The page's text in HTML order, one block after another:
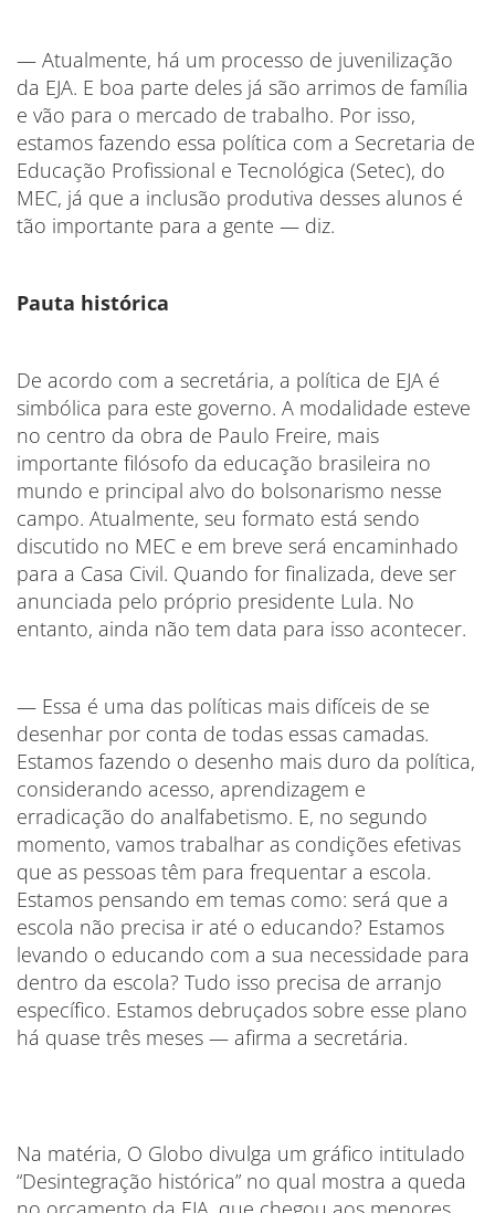
— Atualmente, há um processo de juvenilização
da EJA. E boa parte deles já são arrimos de família
e vão para o mercado de trabalho. Por isso,
estamos fazendo essa política com a Secretaria de
Educação Profissional e Tecnológica (Setec), do
MEC, já que a inclusão produtiva desses alunos é
tão importante para a gente — diz.
Pauta histórica
De acordo com a secretária, a política de EJA é
simbólica para este governo. A modalidade esteve
no centro da obra de Paulo Freire, mais
importante filósofo da educação brasileira no
mundo e principal alvo do bolsonarismo nesse
campo. Atualmente, seu formato está sendo
discutido no MEC e em breve será encaminhado
para a Casa Civil. Quando for finalizada, deve ser
anunciada pelo próprio presidente Lula. No
entanto, ainda não tem data para isso acontecer.
— Essa é uma das políticas mais difíceis de se
desenhar por conta de todas essas camadas.
Estamos fazendo o desenho mais duro da política,
considerando acesso, aprendizagem e
erradicação do analfabetismo. E, no segundo
momento, vamos trabalhar as condições efetivas
que as pessoas têm para frequentar a escola.
Estamos pensando em temas como: será que a
escola não precisa ir até o educando? Estamos
levando o educando com a sua necessidade para
dentro da escola? Tudo isso precisa de arranjo
específico. Estamos debruçados sobre esse plano
há quase três meses — afirma a secretária.
Na matéria, O Globo divulga um gráfico intitulado
“Desintegração histórica” no qual mostra a queda